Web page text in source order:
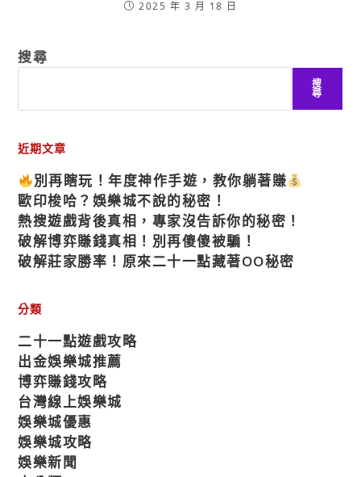
2025 年 3 月 18 日
搜尋
搜
尋
近期文章
別再瞎玩！年度神作手遊，教你躺著賺
歐印梭哈？娛樂城不說的秘密！
熱搜遊戲背後真相，專家沒告訴你的秘密！
破解博弈賺錢真相！別再傻傻被騙！
破解莊家勝率！原來二十一點藏著OO秘密
分類
二十一點遊戲攻略
出金娛樂城推薦
博弈賺錢攻略
台灣線上娛樂城
娛樂城優惠
娛樂城攻略
娛樂新聞